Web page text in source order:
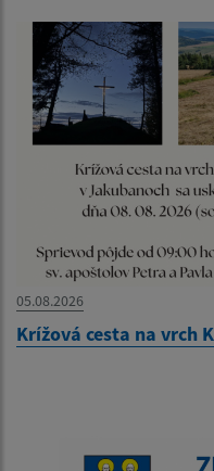
05.08.2026
Krížová cesta na vrch